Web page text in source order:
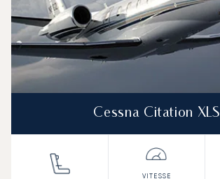
Cessna Citation XLS